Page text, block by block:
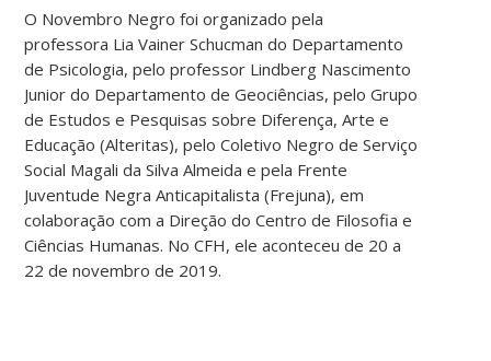
O Novembro Negro foi organizado pela
professora Lia Vainer Schucman do Departamento
de Psicologia, pelo professor Lindberg Nascimento
Junior do Departamento de Geociências, pelo Grupo
de Estudos e Pesquisas sobre Diferença, Arte e
Educação (Alteritas), pelo Coletivo Negro de Serviço
Social Magali da Silva Almeida e pela Frente
Juventude Negra Anticapitalista (Frejuna), em
colaboração com a Direção do Centro de Filosofia e
Ciências Humanas. No CFH, ele aconteceu de 20 a
22 de novembro de 2019.